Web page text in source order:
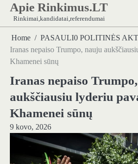
Skip
content
Apie Rinkimus.LT
Rinkimai,kandidatai,referendumai
Home
PASAULI0 POLITINĖS
Iranas nepaiso Trumpo, nauju
Khamenei sūnų
Iranas nepaiso
aukščiausiu lyderiu
Khamenei sūnų
9 kovo, 2026